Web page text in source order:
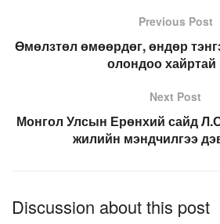
Previous Post
Өмөлзтөл өмөөрдөг, өндөр
олондоо
Next Post
Монгол Улсын Ерөнхий сайд
жилийн мэндчилгээ
Discussion about this post